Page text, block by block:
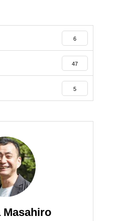
6
47
5
Masahiro